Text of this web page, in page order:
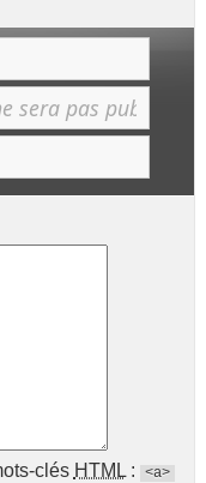
clés HTML:
<a>